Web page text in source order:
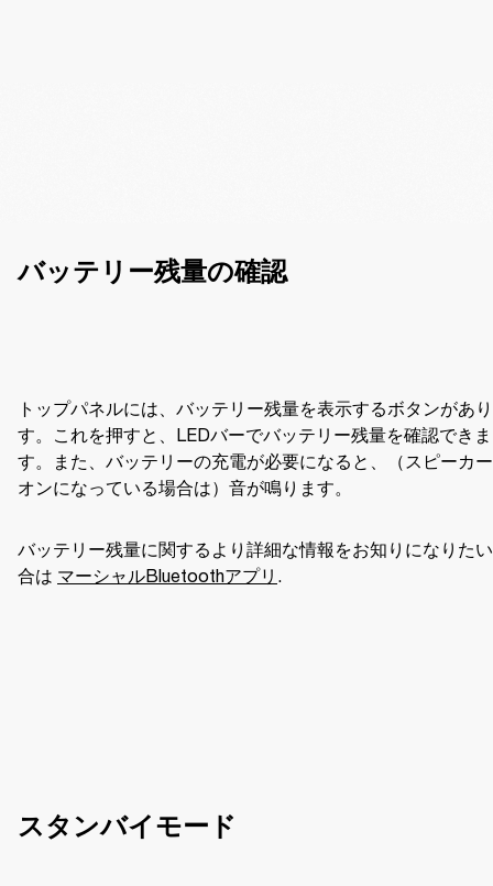
バッテリー残量の確認
トップパネルには、バッテリー残量を表示するボタンがあ
す。これを押すと、LEDバーでバッテリー残量を確認できま
す。また、バッテリーの充電が必要になると、（スピーカ
オンになっている場合は）音が鳴ります。
バッテリー残量に関するより詳細な情報をお知りになりた
合は マーシャルBluetoothアプリ .
スタンバイモード